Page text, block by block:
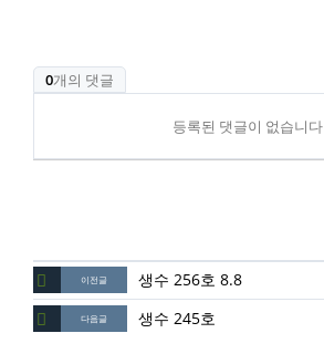
0개의 댓글
등록된 댓글이 없습니다
이전글 생수 256호 8.8
다음글 생수 245호